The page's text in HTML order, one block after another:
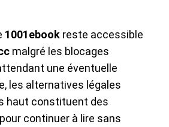
1001ebook reste accessible
malgré les blocages
une éventuelle
les alternatives légales
haut constituent des
continuer à lire sans